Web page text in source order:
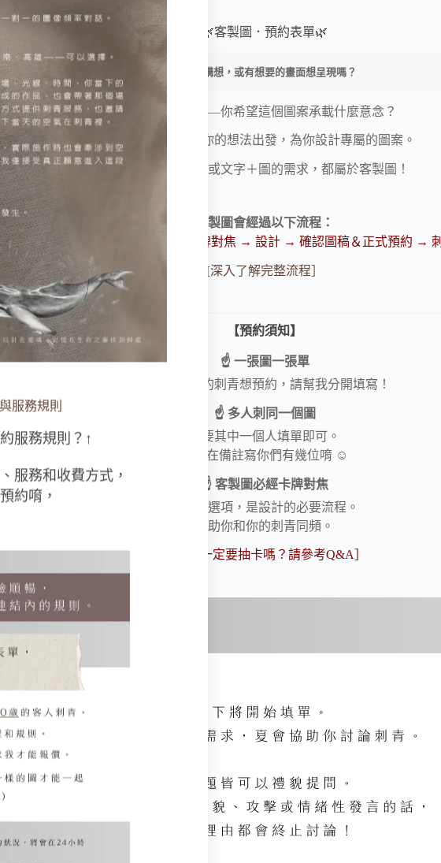
服務規則
服務規則？↑
服務和收費方式，
約唷，
🌿客製圖．預約表單🌿
內心有構想，或有想要的畫面想呈現嗎？
更重要的是——你希望這個圖案承載什麼意念？
客製圖，就是從你的想法出發，為你設計專屬的圖案。
需要畫圖設計，或文字＋圖的需求，都屬於客製圖！
客製圖會經過以下流程：
填單 → 報價確認 → 卡牌對焦 → 設計 → 確認圖稿＆正式預約 →
[深入了解完整流程］
【預約須知】
☝ 一張圖一張單
有兩個以上的刺青想預約，請幫我分開填寫！
☝ 多人刺同一個圖
只要其中一個人填單即可。
記得在備註寫你們有幾位唷 ☺
☝ 客製圖必經卡牌對焦
這不是選項，是設計的必要流程。
幫助你和你的刺青同頻。
［關於一定要抽卡嗎？請參考Q&A